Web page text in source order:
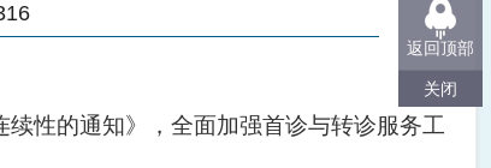
性的通知》，全面加强首诊与转诊服务工
返回顶部
关闭